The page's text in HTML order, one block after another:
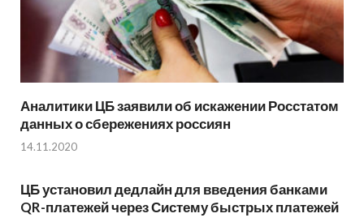
Аналитики ЦБ заявили об искажении Росстатом
данных о сбережениях россиян
14.11.2020
ЦБ установил дедлайн для введения банками
QR-платежей через Систему быстрых платежей